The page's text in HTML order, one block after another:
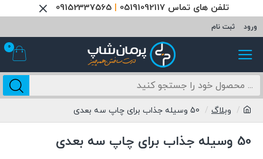
تلفن های تماس 05191092117 09152337565
ورود ثبت نام
0
وبلاگ 50 وسیله جذاب برای چاپ سه بعدی
50 وسیله جذاب برای چاپ سه بعدی